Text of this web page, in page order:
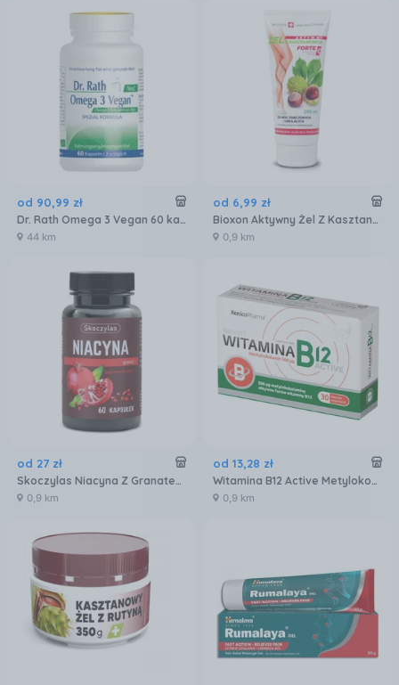
od 90,99 zł
Dr. Rath Omega 3 Vegan 60 kaps.
44 km
od 6,99 zł
Bioxon Aktywny Żel Z Kasztanowca Forte 200ml
0,9 km
od 27 zł
Skoczylas Niacyna Z Granatem 60 kaps
0,9 km
od 13,28 zł
Witamina B12 Active Metylokobalamina 30 kaps. wegańskich
0,9 km